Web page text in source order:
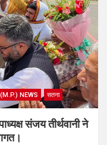
NEWS सतना
संजय तीर्थवानी ने